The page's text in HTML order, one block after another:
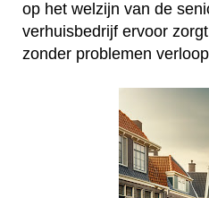
op het welzijn van de
verhuisbedrijf ervoor
zonder problemen